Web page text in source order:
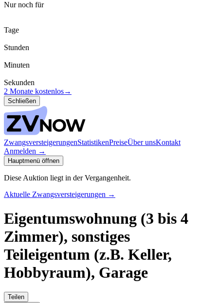
Nur noch für
Tage
Stunden
Minuten
Sekunden
2 Monate kostenlos→
Schließen
ZwangsversteigerungenStatistikenPreiseÜber unsKontakt
Anmelden →
Hauptmenü öffnen
Diese Auktion liegt in der Vergangenheit.
Aktuelle Zwangsversteigerungen →
Eigentumswohnung (3 bis 4
Zimmer), sonstiges
Teileigentum (z.B. Keller,
Hobbyraum), Garage
Teilen